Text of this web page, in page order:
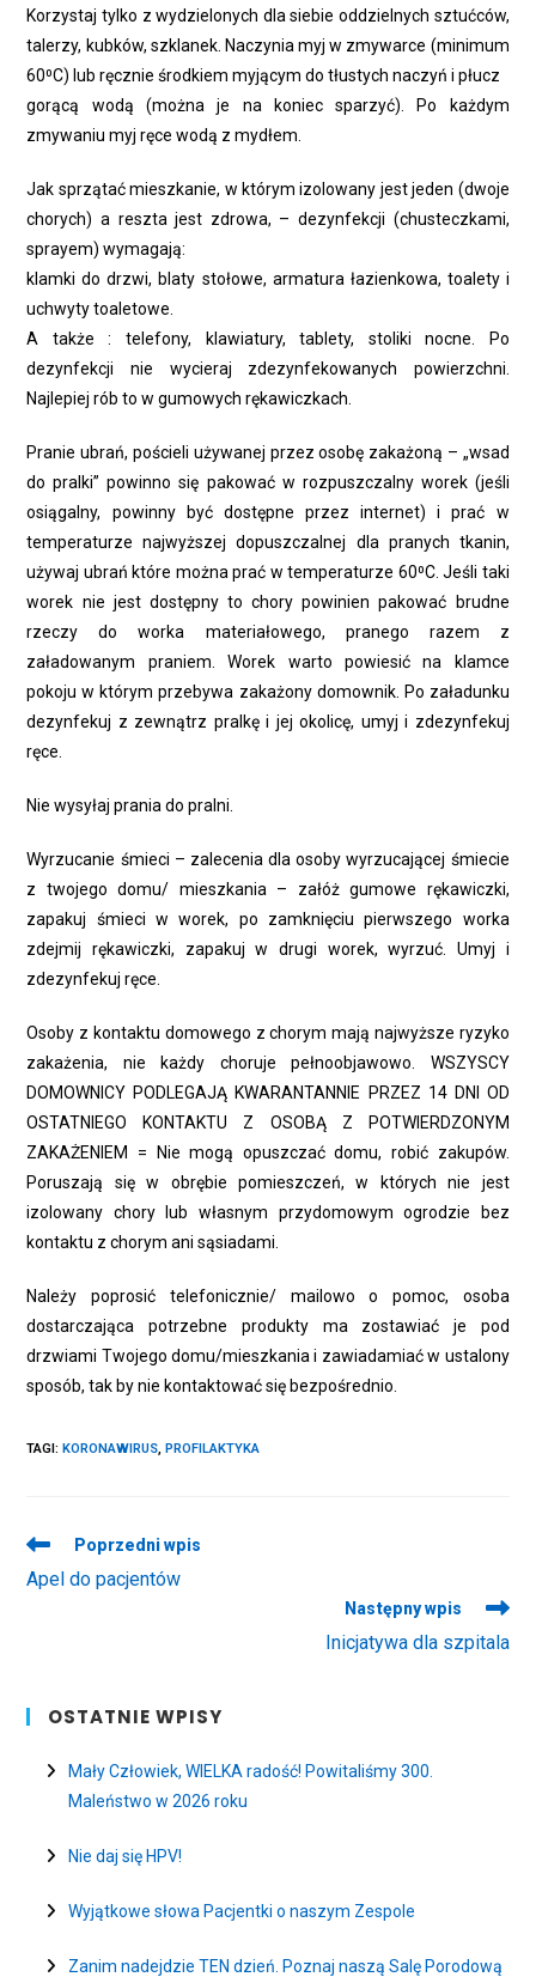
Korzystaj tylko z wydzielonych dla siebie oddzielnych sztućców,
talerzy, kubków, szklanek. Naczynia myj w zmywarce (minimum
60⁰C) lub ręcznie środkiem myjącym do tłustych naczyń i płucz
gorącą wodą (można je na koniec sparzyć). Po każdym
zmywaniu myj ręce wodą z mydłem.
Jak sprzątać mieszkanie, w którym izolowany jest jeden (dwoje
chorych) a reszta jest zdrowa, – dezynfekcji (chusteczkami,
sprayem) wymagają:
klamki do drzwi, blaty stołowe, armatura łazienkowa, toalety i
uchwyty toaletowe.
A także : telefony, klawiatury, tablety, stoliki nocne. Po
dezynfekcji nie wycieraj zdezynfekowanych powierzchni.
Najlepiej rób to w gumowych rękawiczkach.
Pranie ubrań, pościeli używanej przez osobę zakażoną – „wsad
do pralki” powinno się pakować w rozpuszczalny worek (jeśli
osiągalny, powinny być dostępne przez internet) i prać w
temperaturze najwyższej dopuszczalnej dla pranych tkanin,
używaj ubrań które można prać w temperaturze 60⁰C. Jeśli taki
worek nie jest dostępny to chory powinien pakować brudne
rzeczy do worka materiałowego, pranego razem z
załadowanym praniem. Worek warto powiesić na klamce
pokoju w którym przebywa zakażony domownik. Po załadunku
dezynfekuj z zewnątrz pralkę i jej okolicę, umyj i zdezynfekuj
ręce.
Nie wysyłaj prania do pralni.
Wyrzucanie śmieci – zalecenia dla osoby wyrzucającej śmiecie
z twojego domu/ mieszkania – załóż gumowe rękawiczki,
zapakuj śmieci w worek, po zamknięciu pierwszego worka
zdejmij rękawiczki, zapakuj w drugi worek, wyrzuć. Umyj i
zdezynfekuj ręce.
Osoby z kontaktu domowego z chorym mają najwyższe ryzyko
zakażenia, nie każdy choruje pełnoobjawowo. WSZYSCY
DOMOWNICY PODLEGAJĄ KWARANTANNIE PRZEZ 14 DNI OD
OSTATNIEGO KONTAKTU Z OSOBĄ Z POTWIERDZONYM
ZAKAŻENIEM = Nie mogą opuszczać domu, robić zakupów.
Poruszają się w obrębie pomieszczeń, w których nie jest
izolowany chory lub własnym przydomowym ogrodzie bez
kontaktu z chorym ani sąsiadami.
Należy poprosić telefonicznie/ mailowo o pomoc, osoba
dostarczająca potrzebne produkty ma zostawiać je pod
drzwiami Twojego domu/mieszkania i zawiadamiać w ustalony
sposób, tak by nie kontaktować się bezpośrednio.
TAGI:KORONAWIRUS, PROFILAKTYKA
Read
more
articles
Poprzedni wpis
Apel do pacjentów
Następny wpis
Inicjatywa dla szpitala
OSTATNIE WPISY
Mały Człowiek, WIELKA radość! Powitaliśmy 300.
Maleństwo w 2026 roku
Nie daj się HPV!
Wyjątkowe słowa Pacjentki o naszym Zespole
Zanim nadejdzie TEN dzień. Poznaj naszą Salę Porodową